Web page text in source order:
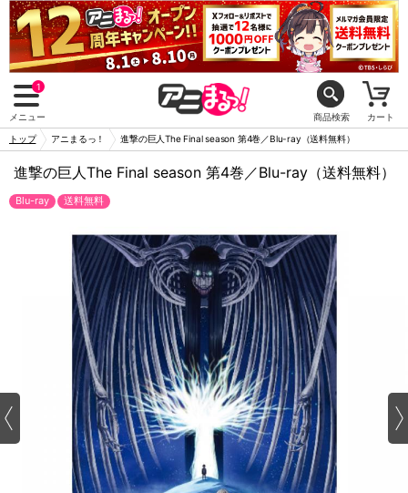
1
メニュー 商品検索 カート
トップ アニまるっ！ 進撃の巨人The Final season 第4巻／Blu-ray（送料無料）
進撃の巨人The Final season 第4巻／Blu-ray（送料無料）
Blu-ray 送料無料